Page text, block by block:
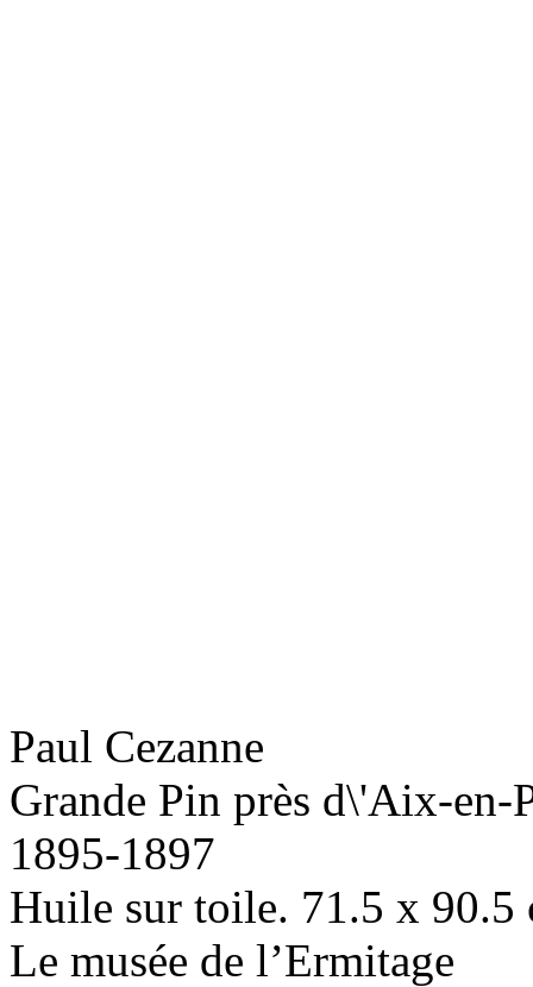
Paul Cezanne
Grande Pin près d\'Aix-en-
1895-1897
Huile sur toile. 71.5 x 90.5
Le musée de l’Ermitage